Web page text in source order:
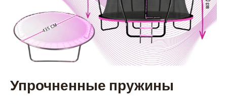
Упрочненные пружины